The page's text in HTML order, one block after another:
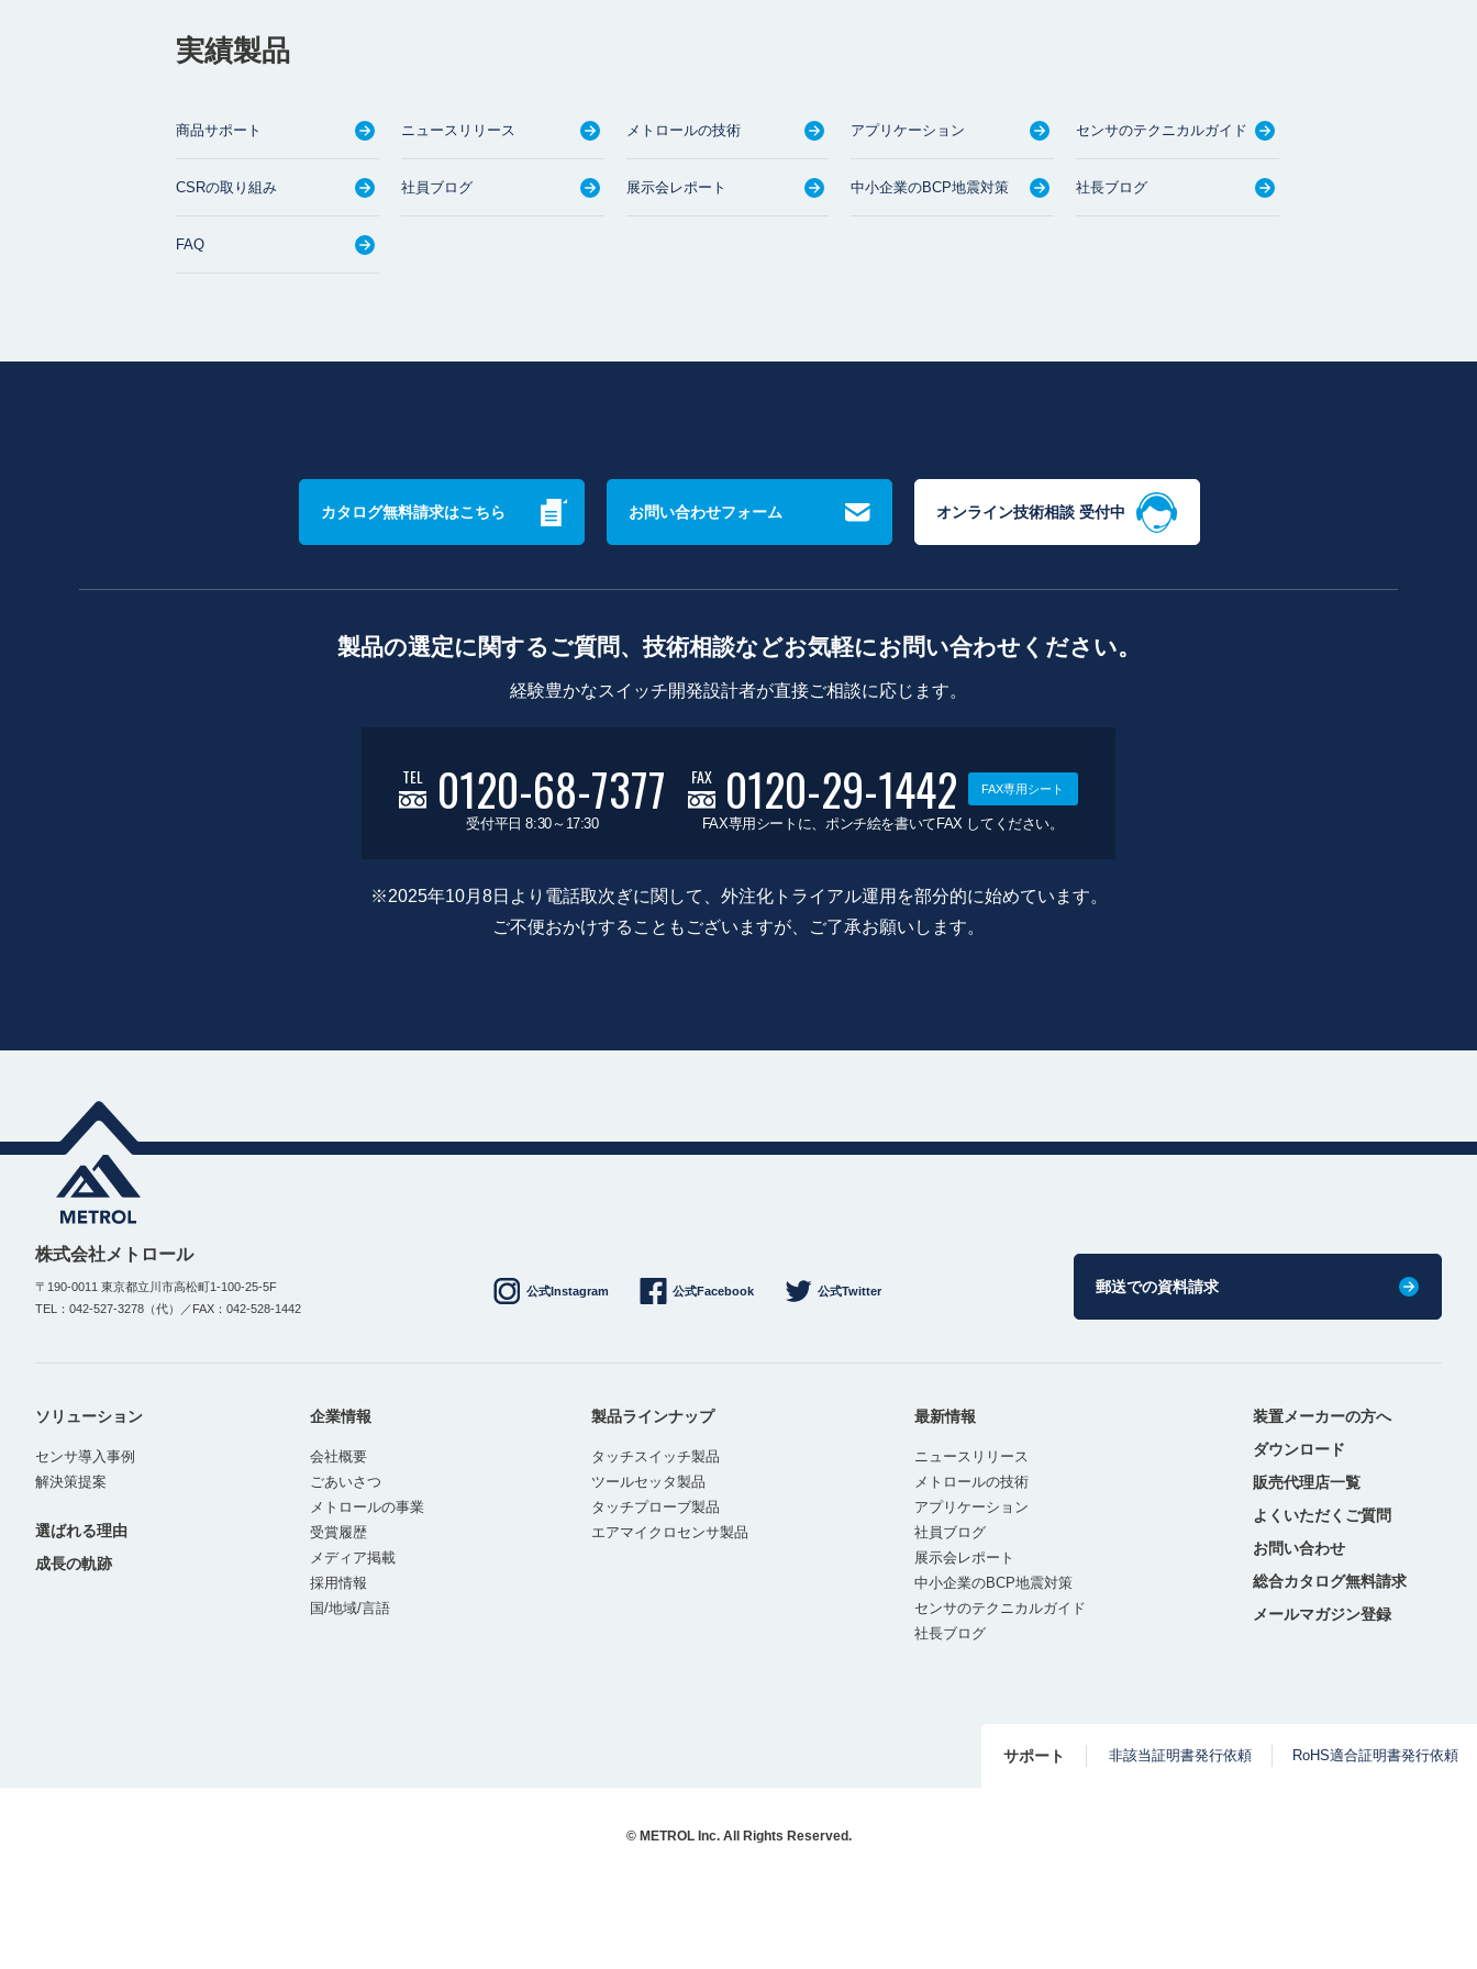
実績製品
商品サポート ニュースリリース メトロールの技術 アプリケーション センサのテクニカルガイド
CSRの取り組み 社員ブログ 展示会レポート 中小企業のBCP地震対策 社長ブログ
FAQ
カタログ無料請求はこちら お問い合わせフォーム オンライン技術相談 受付中
製品の選定に関するご質問、技術相談などお気軽にお問い合わせください。
経験豊かなスイッチ開発設計者が直接ご相談に応じます。
TEL 0120-68-7377
受付平日 8:30～17:30
FAX 0120-29-1442 FAX専用シート
FAX専用シートに、ポンチ絵を書いてFAX してください。
※2025年10月8日より電話取次ぎに関して、外注化トライアル運用を部分的に始めています。
ご不便おかけすることもございますが、ご了承お願いします。
株式会社メトロール
〒190-0011 東京都立川市高松町1-100-25-5F
TEL：042-527-3278（代）／FAX：042-528-1442
公式Instagram 公式Facebook 公式Twitter 郵送での資料請求
ソリューション
センサ導入事例
解決策提案
選ばれる理由
成長の軌跡
企業情報
会社概要
ごあいさつ
メトロールの事業
受賞履歴
メディア掲載
採用情報
国/地域/言語
製品ラインナップ
タッチスイッチ製品
ツールセッタ製品
タッチプローブ製品
エアマイクロセンサ製品
最新情報
ニュースリリース
メトロールの技術
アプリケーション
社員ブログ
展示会レポート
中小企業のBCP地震対策
センサのテクニカルガイド
社長ブログ
装置メーカーの方へ
ダウンロード
販売代理店一覧
よくいただくご質問
お問い合わせ
総合カタログ無料請求
メールマガジン登録
サポート 非該当証明書発行依頼 RoHS適合証明書発行依頼
© METROL Inc. All Rights Reserved.